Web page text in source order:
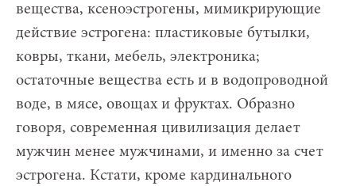
вещества, ксеноэстрогены, мимикрирующие
действие эстрогена: пластиковые бутылки,
ковры, ткани, мебель, электроника;
остаточные вещества есть и в водопроводной
воде, в мясе, овощах и фруктах. Образно
говоря, современная цивилизация делает
мужчин менее мужчинами, и именно за счет
эстрогена. Кстати, кроме кардинального